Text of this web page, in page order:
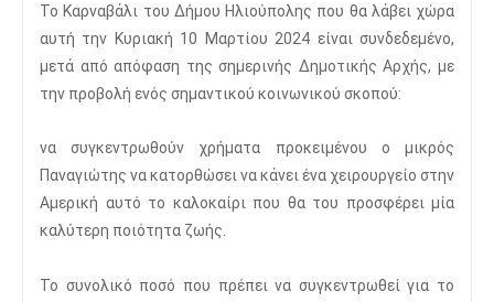
Το Καρναβάλι του Δήμου Ηλιούπολης που θα λάβει χώρα
αυτή την Κυριακή 10 Μαρτίου 2024 είναι συνδεδεμένο,
μετά από απόφαση της σημερινής Δημοτικής Αρχής, με
την προβολή ενός σημαντικού κοινωνικού σκοπού:
να συγκεντρωθούν χρήματα προκειμένου ο μικρός
Παναγιώτης να κατορθώσει να κάνει ένα χειρουργείο στην
Αμερική αυτό το καλοκαίρι που θα του προσφέρει μία
καλύτερη ποιότητα ζωής.
Το συνολικό ποσό που πρέπει να συγκεντρωθεί για το